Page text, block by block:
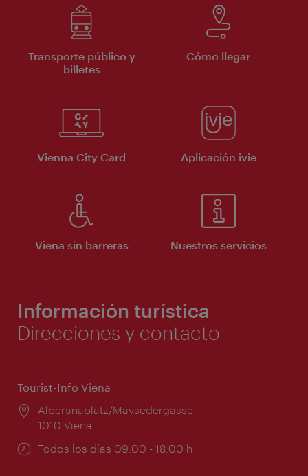
Transporte público y
billetes
Cómo llegar
Vienna City Card Aplicación ivie
Viena sin barreras Nuestros servicios
Información turística
Direcciones y contacto
Tourist-Info Viena
Lugar:
Albertinaplatz/Maysedergasse
1010 Viena
Horarios
Todos los días 09:00 - 18:00 h